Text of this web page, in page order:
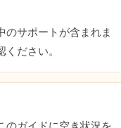
のサポートが含まれま
ださい。